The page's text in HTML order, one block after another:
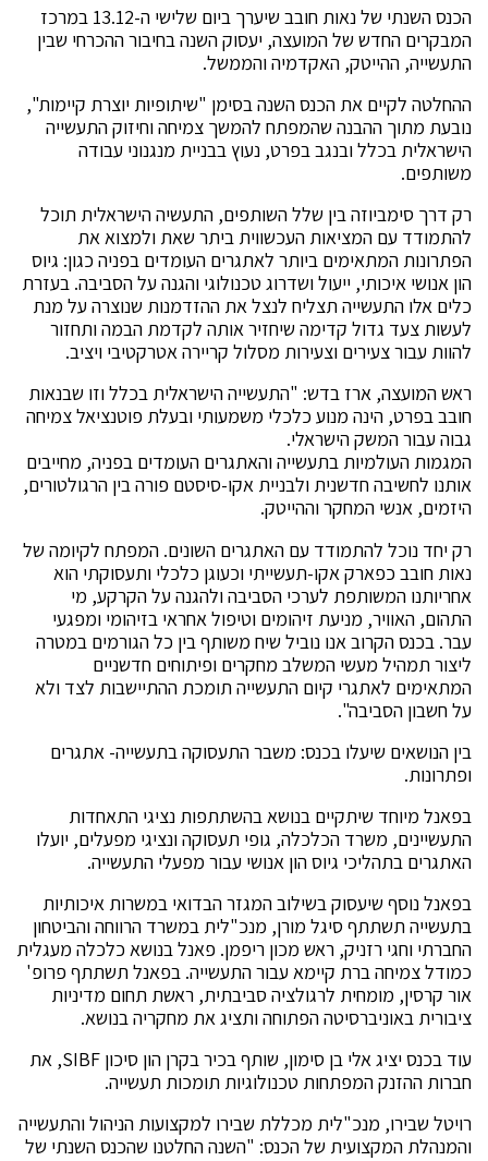
הכנס השנתי של נאות חובב שיערך ביום שלישי ה-13.12 במרכז
המבקרים החדש של המועצה, יעסוק השנה בחיבור ההכרחי שבין
התעשייה, ההייטק, האקדמיה והממשל.
ההחלטה לקיים את הכנס השנה בסימן "שיתופיות יוצרת קיימות",
נובעת מתוך ההבנה שהמפתח להמשך צמיחה וחיזוק התעשייה
הישראלית בכלל ובנגב בפרט, נעוץ בבניית מנגנוני עבודה
משותפים.
רק דרך סימביוזה בין שלל השותפים, התעשיה הישראלית תוכל
להתמודד עם המציאות העכשווית ביתר שאת ולמצוא את
הפתרונות המתאימים ביותר לאתגרים העומדים בפניה כגון: גיוס
הון אנושי איכותי, ייעול ושדרוג טכנולוגי והגנה על הסביבה. בעזרת
כלים אלו התעשייה תצליח לנצל את ההזדמנות שנוצרה על מנת
לעשות צעד גדול קדימה שיחזיר אותה לקדמת הבמה ותחזור
להוות עבור צעירים וצעירות מסלול קריירה אטרקטיבי ויציב.
ראש המועצה, ארז בדש: "התעשייה הישראלית בכלל וזו שבנאות
חובב בפרט, הינה מנוע כלכלי משמעותי ובעלת פוטנציאל צמיחה
גבוה עבור המשק הישראלי.
המגמות העולמיות בתעשייה והאתגרים העומדים בפניה, מחייבים
אותנו לחשיבה חדשנית ולבניית אקו-סיסטם פורה בין הרגולטורים,
היזמים, אנשי המחקר וההייטק.
רק יחד נוכל להתמודד עם האתגרים השונים. המפתח לקיומה של
נאות חובב כפארק אקו-תעשייתי וכעוגן כלכלי ותעסוקתי הוא
אחריותנו המשותפת לערכי הסביבה ולהגנה על הקרקע, מי
התהום, האוויר, מניעת זיהומים וטיפול אחראי בזיהומי ומפגעי
עבר. בכנס הקרוב אנו נוביל שיח משותף בין כל הגורמים במטרה
ליצור תמהיל מעשי המשלב מחקרים ופיתוחים חדשניים
המתאימים לאתגרי קיום התעשייה תומכת ההתיישבות לצד ולא
על חשבון הסביבה".
בין הנושאים שיעלו בכנס: משבר התעסוקה בתעשייה- אתגרים
ופתרונות.
בפאנל מיוחד שיתקיים בנושא בהשתתפות נציגי התאחדות
התעשיינים, משרד הכלכלה, גופי תעסוקה ונציגי מפעלים, יועלו
האתגרים בתהליכי גיוס הון אנושי עבור מפעלי התעשייה.
בפאנל נוסף שיעסוק בשילוב המגזר הבדואי במשרות איכותיות
בתעשייה תשתתף סיגל מורן, מנכ"לית במשרד הרווחה והביטחון
החברתי וחגי רזניק, ראש מכון ריפמן. פאנל בנושא כלכלה מעגלית
כמודל צמיחה ברת קיימא עבור התעשייה. בפאנל תשתתף פרופ'
אור קרסין, מומחית לרגולציה סביבתית, ראשת תחום מדיניות
ציבורית באוניברסיטה הפתוחה ותציג את מחקריה בנושא.
עוד בכנס יציג אלי בן סימון, שותף בכיר בקרן הון סיכון SIBF, את
חברות ההזנק המפתחות טכנולוגיות תומכות תעשייה.
רויטל שבירו, מנכ"לית מכללת שבירו למקצועות הניהול והתעשייה
והמנהלת המקצועית של הכנס: "השנה החלטנו שהכנס השנתי של